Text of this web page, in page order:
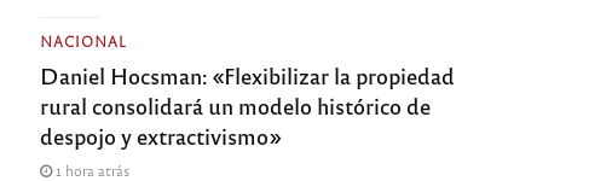
NACIONAL
Daniel Hocsman: «Flexibilizar la propiedad
rural consolidará un modelo histórico de
despojo y extractivismo»
1 hora atrás